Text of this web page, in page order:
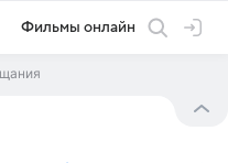
Фильмы онлайн